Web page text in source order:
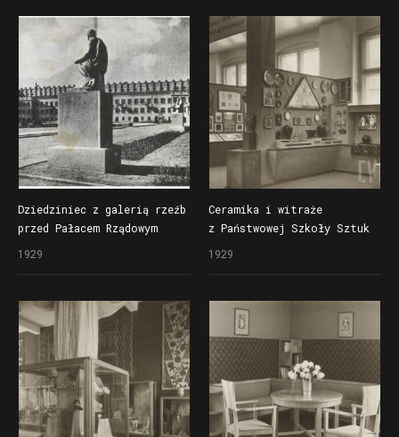
według projektu Rogera
Sławskiego
Dziedziniec z galerią rzeźb
przed Pałacem Rządowym
zaprojektowanym
na Powszechną Wystawę
Krajową (Pewukę)
1929
Ceramika i witraże
z Państwowej Szkoły Sztuk
Zdobniczych i Przemysłu
Rządowym na Powszechnej
Wystawie Krajowej (Pewuce)
1929